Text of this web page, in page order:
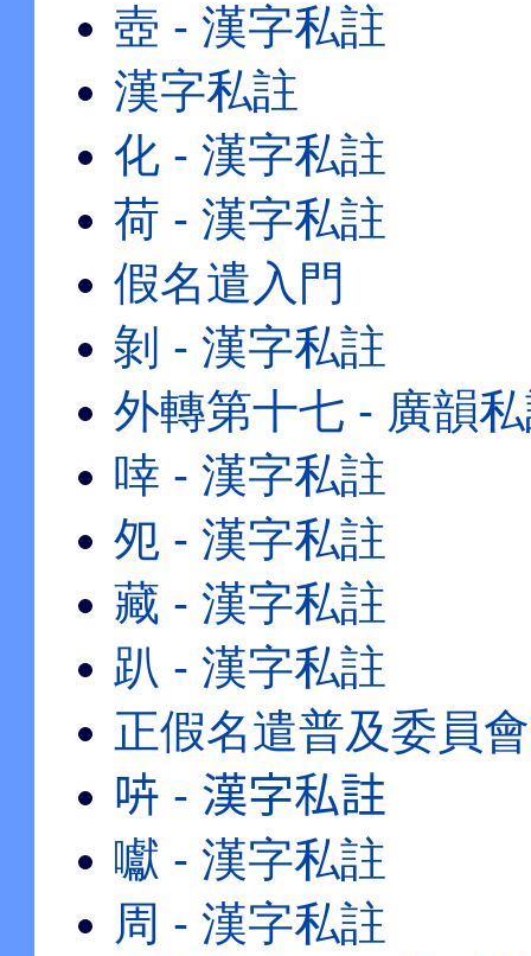
壺 - 漢字私註
漢字私註
化 - 漢字私註
荷 - 漢字私註
假名遣入門
剝 - 漢字私註
外轉第十七 - 廣韻
啈 - 漢字私註
夗 - 漢字私註
藏 - 漢字私註
趴 - 漢字私註
正假名遣普及委員
𠱥 - 漢字私註
囐 - 漢字私註
周 - 漢字私註